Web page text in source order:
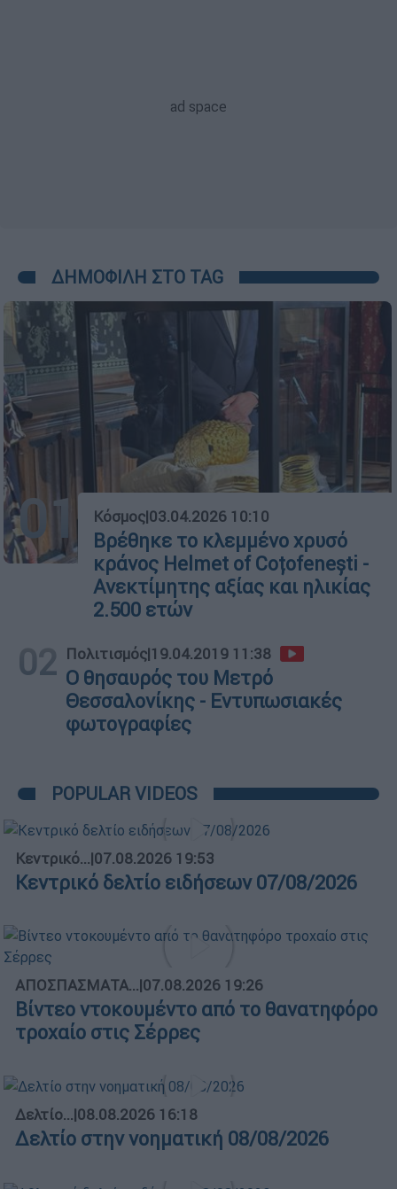
ΔΗΜΟΦΙΛΗ ΣΤΟ TAG
01 Κόσμος|03.04.2026 10:10
Βρέθηκε το κλεμμένο χρυσό
κράνος Helmet of Coțofenești -
Ανεκτίμητης αξίας και ηλικίας
2.500 ετών
02 Πολιτισμός|19.04.2019 11:38
Ο θησαυρός του Μετρό
Θεσσαλονίκης - Εντυπωσιακές
φωτογραφίες
POPULAR VIDEOS
Κεντρικό...|07.08.2026 19:53
Κεντρικό δελτίο ειδήσεων 07/08/2026
ΑΠΟΣΠΑΣΜΑΤΑ...|07.08.2026 19:26
Βίντεο ντοκουμέντο από το θανατηφόρο
τροχαίο στις Σέρρες
Δελτίο...|08.08.2026 16:18
Δελτίο στην νοηματική 08/08/2026